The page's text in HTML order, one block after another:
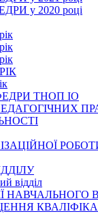
у 2020 році
ТНОП ІО
вiддiл
НАВЧАЛЬНОГО